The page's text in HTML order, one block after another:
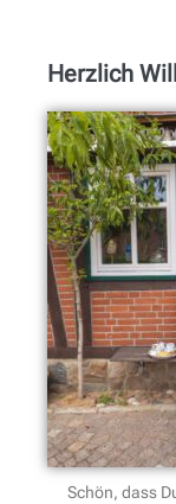
Herzlich
Schön, dass